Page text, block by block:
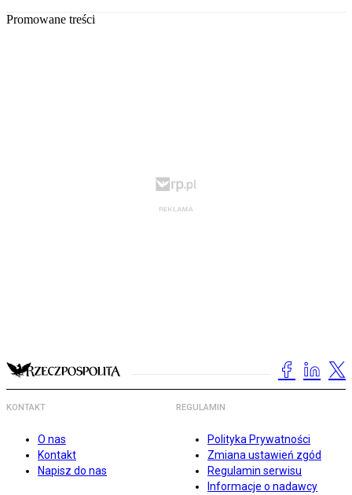
Promowane treści
KONTAKT
O nas
Kontakt
Napisz do nas
REGULAMIN
Polityka Prywatności
Zmiana ustawień zgód
Regulamin serwisu
Informacje o nadawcy